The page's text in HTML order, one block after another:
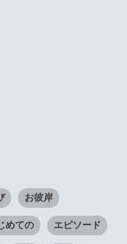
お彼岸
めての エピソード